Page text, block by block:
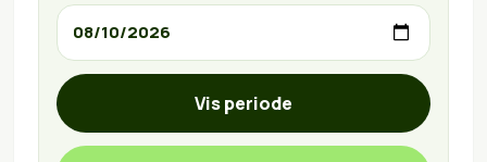
Vis periode